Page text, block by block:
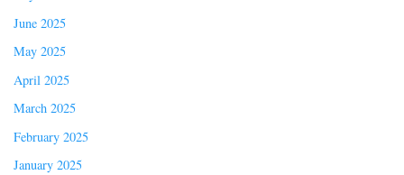
June 2025
May 2025
April 2025
March 2025
February 2025
January 2025